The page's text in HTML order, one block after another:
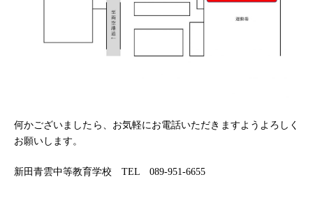
何かございましたら、お気軽にお電話いただきますようよろしく
お願いします。
新田青雲中等教育学校 TEL 089-951-6655